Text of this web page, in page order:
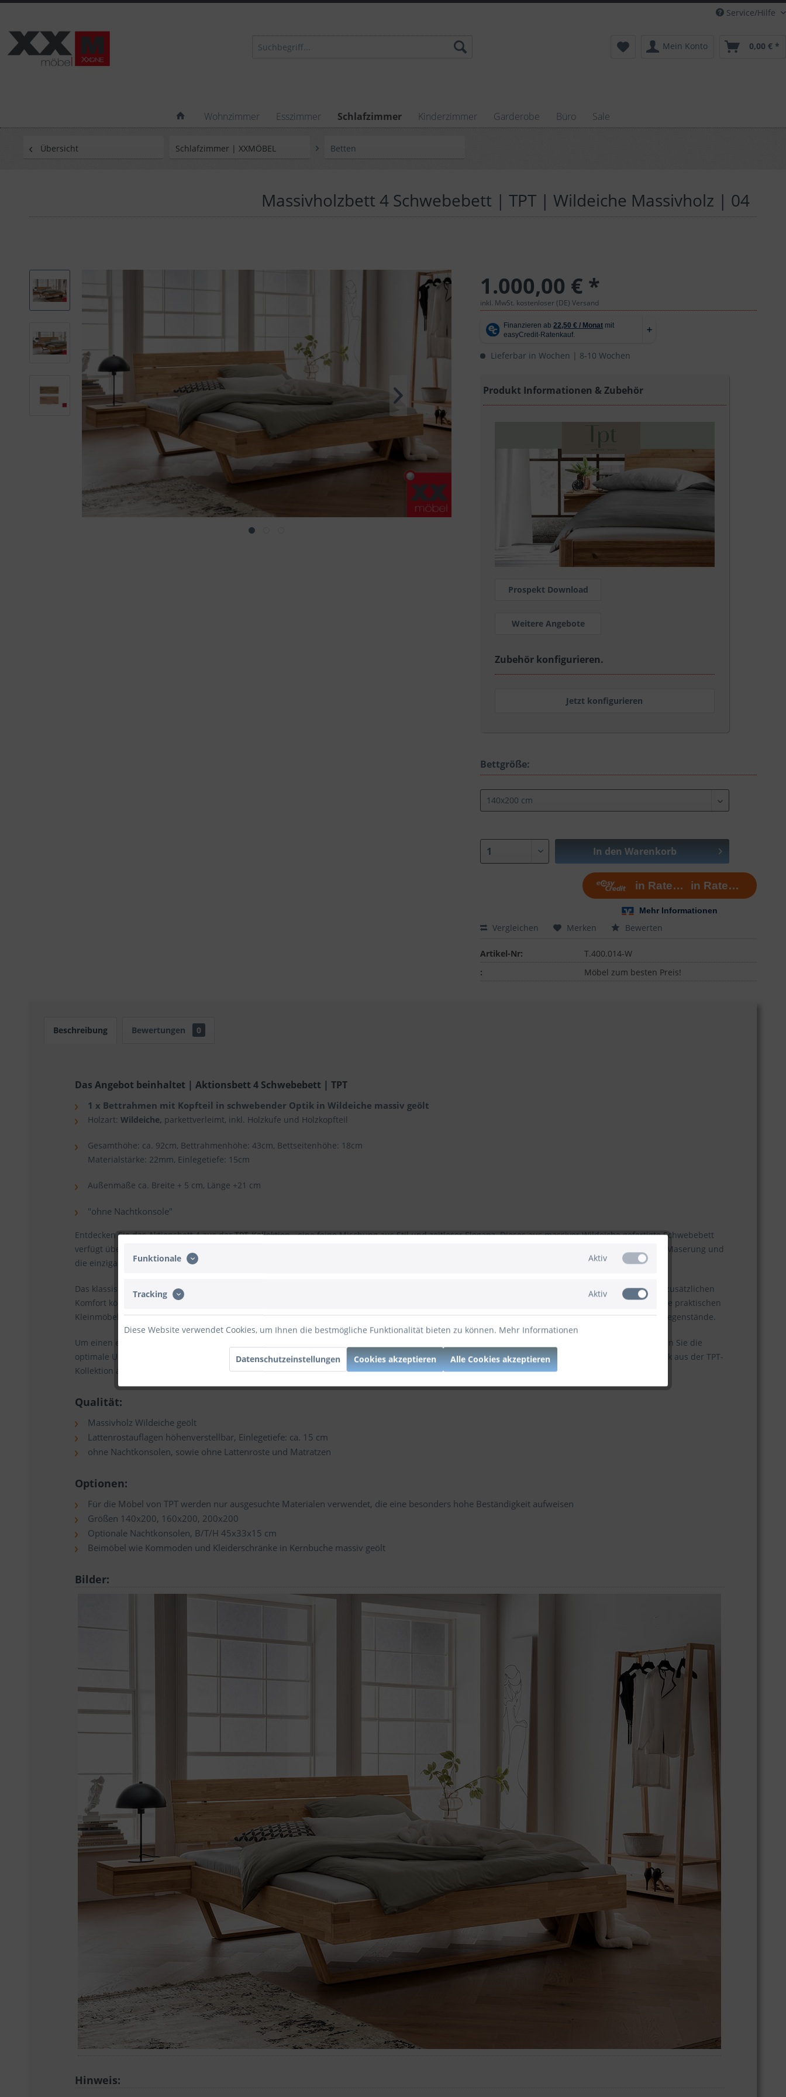
Service/Hilfe
Mein Konto 0,00 € *
Wohnzimmer Esszimmer Schlafzimmer Kinderzimmer Garderobe Büro Sale
Übersicht Schlafzimmer | XXMÖBEL Betten
Massivholzbett 4 Schwebebett | TPT | Wildeiche Massivholz | 04
1.000,00 € *
inkl. MwSt. kostenloser (DE) Versand
Lieferbar in Wochen | 8-10 Wochen
Produkt Informationen & Zubehör
Prospekt Download
Weitere Angebote
Zubehör konfigurieren.
Jetzt konfigurieren
Bettgröße:
In den Warenkorb
Vergleichen Merken Bewerten
Artikel-Nr:
T.400.014-W
:
Möbel zum besten Preis!
Beschreibung Bewertungen 0
Das Angebot beinhaltet | Aktionsbett 4 Schwebebett | TPT
1 x Bettrahmen mit Kopfteil in schwebender Optik in Wildeiche massiv geölt
Holzart: Wildeiche, parkettverleimt, inkl. Holzkufe und Holzkopfteil
Gesamthöhe: ca. 92cm, Bettrahmenhöhe: 43cm, Bettseitenhöhe: 18cm
Materialstärke: 22mm, Einlegetiefe: 15cm
Außenmaße ca. Breite + 5 cm, Länge +21 cm
"ohne Nachtkonsole"
Entdecken Sie das Aktionsbett 4 aus der TPT-Kollektion - eine feine Mischung aus Stil und zeitloser Eleganz. Dieses aus massiver Wildeiche gefertigte Schwebebett
verfügt über stabile Holzkufen und ein harmonisch gestaltetes Kopfteil, das für außergewöhnliche Qualität und Handwerkskunst steht. Die natürliche Maserung und
die einzigartigen Holzmuster sorgen dafür, dass jedes Bett ein Unikat ist.
Das klassische Design passt zu einer Vielzahl von Einrichtungsstilen und schafft in jedem Schlafzimmer eine warme und einladende Atmosphäre. Für zusätzlichen
Komfort können Sie das Bett mit stilvollen, an der Seitenwand befestigten Nachttischkonsolen oder frei stehenden Nachtkommoden kombinieren. Diese praktischen
Kleinmöbel verschönern nicht nur Ihren Raum, sondern bieten auch zusätzlichen Stauraum für wichtige Dinge wie Lampen, Bücher und persönliche Gegenstände.
Um einen erholsamen Schlaf zu gewährleisten, können Sie das Bett mit ergonomischen Lattenrosten und hochwertigen Matratzen ausstatten. Genießen Sie die
optimale Unterstützung für Ihren Körper und erleben Sie die Vorteile eines gesunden Schlafs. Werten Sie Ihr Schlafzimmer mit diesem exquisiten Stück aus der TPT-
Kollektion auf!
Qualität:
Massivholz Wildeiche geölt
Lattenrostauflagen höhenverstellbar, Einlegetiefe: ca. 15 cm
ohne Nachtkonsolen, sowie ohne Lattenroste und Matratzen
Optionen:
Für die Möbel von TPT werden nur ausgesuchte Materialen verwendet, die eine besonders hohe Beständigkeit aufweisen
Größen 140x200, 160x200, 200x200
Optionale Nachtkonsolen, B/T/H 45x33x15 cm
Beimöbel wie Kommoden und Kleiderschränke in Kernbuche massiv geölt
Bilder:
Hinweis:
Funktionale Aktiv
Tracking Aktiv
Diese Website verwendet Cookies, um Ihnen die bestmögliche Funktionalität bieten zu können. Mehr Informationen
Datenschutzeinstellungen Cookies akzeptieren Alle Cookies akzeptieren